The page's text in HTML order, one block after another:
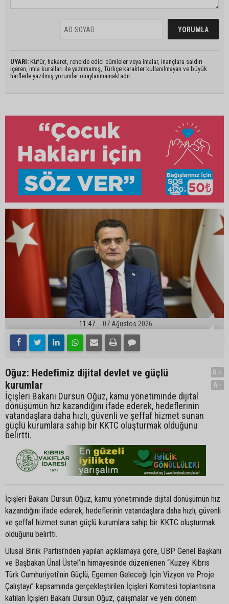
UYARI: Küfür, hakaret, rencide edici cümleler veya imalar, inançlara saldırı
içeren, imla kuralları ile yazılmamış, Türkçe karakter kullanılmayan ve büyük
harflerle yazılmış yorumlar onaylanmamaktadır.
11:47 07 Ağustos 2026
Oğuz: Hedefimiz dijital devlet ve güçlü
kurumlar
İçişleri Bakanı Dursun Oğuz, kamu yönetiminde dijital
dönüşümün hız kazandığını ifade ederek, hedeflerinin
vatandaşlara daha hızlı, güvenli ve şeffaf hizmet sunan
güçlü kurumlara sahip bir KKTC oluşturmak olduğunu
belirtti.
A+
A-
İçişleri Bakanı Dursun Oğuz, kamu yönetiminde dijital dönüşümün hız
kazandığını ifade ederek, hedeflerinin vatandaşlara daha hızlı, güvenli
ve şeffaf hizmet sunan güçlü kurumlara sahip bir KKTC oluşturmak
olduğunu belirtti.
Ulusal Birlik Partisi’nden yapılan açıklamaya göre, UBP Genel Başkanı
ve Başbakan Ünal Üstel’in himayesinde düzenlenen “Kuzey Kıbrıs
Türk Cumhuriyeti’nin Güçlü, Egemen Geleceği İçin Vizyon ve Proje
Çalıştayı” kapsamında gerçekleştirilen İçişleri Komitesi toplantısına
katılan İçişleri Bakanı Dursun Oğuz, çalışmalar ve yeni dönem